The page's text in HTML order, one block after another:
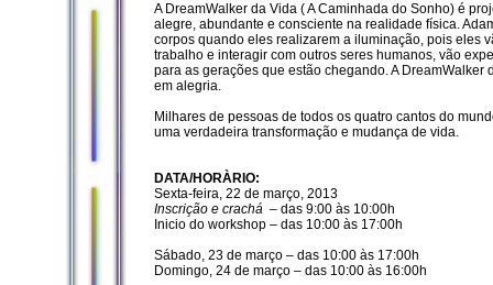
A DreamWalker da Vida ( A Caminhada do Sonho) é
alegre, abundante e consciente na realidade física.
corpos quando eles realizarem a iluminação, pois eles
trabalho e interagir com outros seres humanos, vão
para as gerações que estão chegando. A
em alegria.
Milhares de pessoas de todos os quatro cantos do
uma verdadeira transformação e mudança de vida.
DATA/HORÀRIO:
Sexta-feira, 22 de março, 2013
Inscrição e crachá – das 9:00 às 10:00h
Inicio do workshop – das 10:00 às 17:00h
Sábado, 23 de março – das 10:00 às 17:00h
Domingo, 24 de março – das 10:00 às 16:00h